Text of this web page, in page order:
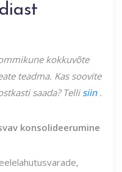
kokkuvõte
teadma. Kas soovite
saada? Telli siin.
konsolideerumine